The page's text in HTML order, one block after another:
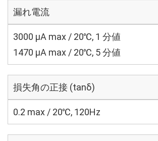
漏れ電流
3000 μA max / 20℃, 1 分値
1470 μA max / 20℃, 5 分値
損失角の正接 (tanδ)
0.2 max / 20℃, 120Hz